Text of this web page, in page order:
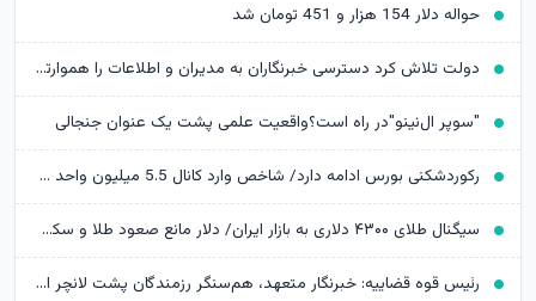
حواله دلار 154 هزار و 451 تومان شد
دولت تلاش کرد دسترسی خبرنگاران به مدیران و اطلاعات را هموارتر کند
"سوپر ال‌نینو"در راه است؟واقعیت علمی پشت یک عنوان جنجالی
رکوردشکنی بورس ادامه دارد/ شاخص وارد کانال 5.5 میلیون واحد شد
سیگنال طلای ۴۳۰۰ دلاری به بازار ایران/ دلار مانع صعود طلا و سکه می‌شود؟
رئیس قوه قضاییه: خبرنگار متعهد، هم‌سنگر رزمندگان پشت لانچر است